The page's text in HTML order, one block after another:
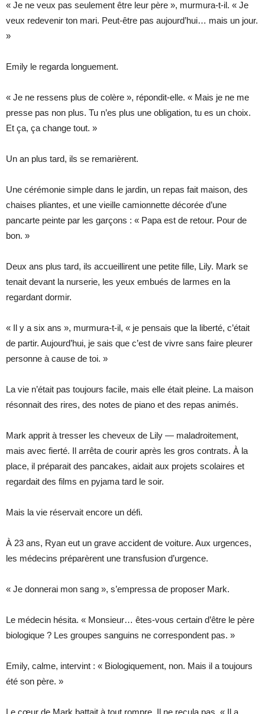
« Je ne veux pas seulement être leur père », murmura-t-il. « Je
veux redevenir ton mari. Peut-être pas aujourd’hui… mais un jour.
»
Emily le regarda longuement.
« Je ne ressens plus de colère », répondit-elle. « Mais je ne me
presse pas non plus. Tu n’es plus une obligation, tu es un choix.
Et ça, ça change tout. »
Un an plus tard, ils se remarièrent.
Une cérémonie simple dans le jardin, un repas fait maison, des
chaises pliantes, et une vieille camionnette décorée d’une
pancarte peinte par les garçons : « Papa est de retour. Pour de
bon. »
Deux ans plus tard, ils accueillirent une petite fille, Lily. Mark se
tenait devant la nurserie, les yeux embués de larmes en la
regardant dormir.
« Il y a six ans », murmura-t-il, « je pensais que la liberté, c’était
de partir. Aujourd’hui, je sais que c’est de vivre sans faire pleurer
personne à cause de toi. »
La vie n’était pas toujours facile, mais elle était pleine. La maison
résonnait des rires, des notes de piano et des repas animés.
Mark apprit à tresser les cheveux de Lily — maladroitement,
mais avec fierté. Il arrêta de courir après les gros contrats. À la
place, il préparait des pancakes, aidait aux projets scolaires et
regardait des films en pyjama tard le soir.
Mais la vie réservait encore un défi.
À 23 ans, Ryan eut un grave accident de voiture. Aux urgences,
les médecins préparèrent une transfusion d’urgence.
« Je donnerai mon sang », s’empressa de proposer Mark.
Le médecin hésita. « Monsieur… êtes-vous certain d’être le père
biologique ? Les groupes sanguins ne correspondent pas. »
Emily, calme, intervint : « Biologiquement, non. Mais il a toujours
été son père. »
Le cœur de Mark battait à tout rompre. Il ne recula pas. « Il a